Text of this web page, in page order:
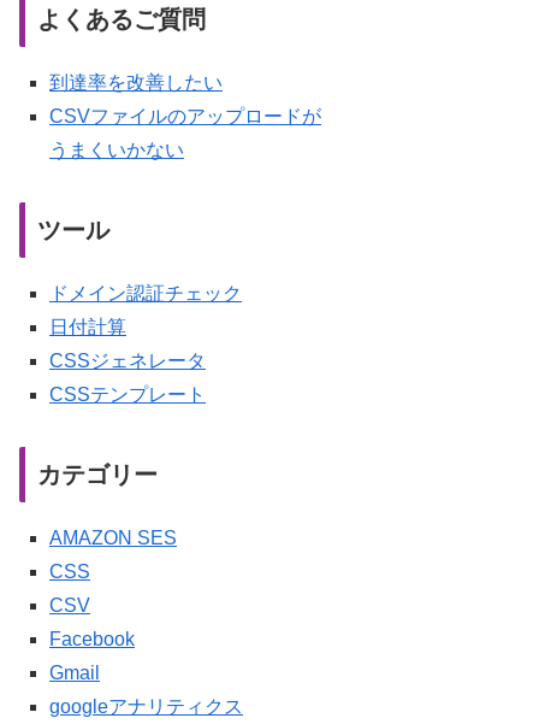
よくあるご質問
到達率を改善したい
CSVファイルのアップロードが
うまくいかない
ツール
ドメイン認証チェック
日付計算
CSSジェネレータ
CSSテンプレート
カテゴリー
AMAZON SES
CSS
CSV
Facebook
Gmail
googleアナリティクス